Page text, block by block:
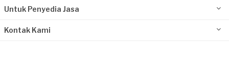
Untuk Penyedia Jasa
Kontak Kami